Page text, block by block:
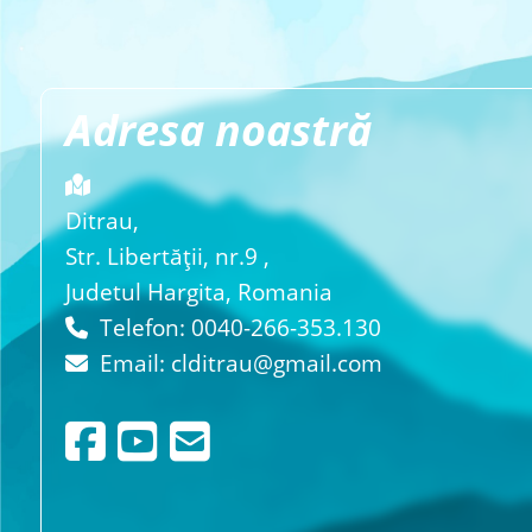
Adresa noastră
Ditrau,
Str. Libertăţii, nr.9 ,
Judetul Hargita, Romania
Telefon: 0040-266-353.130
Email: clditrau@gmail.com